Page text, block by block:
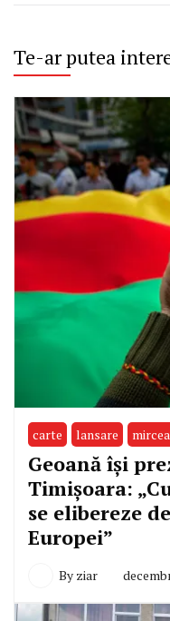
Te-ar putea
carte lansare
Geoană își
Timișoara:
se elibereze
Europei”
By ziar